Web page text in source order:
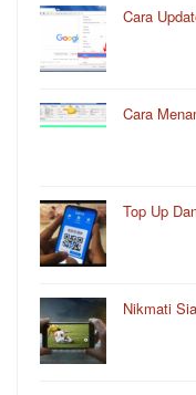
Cara
Cara
Top Up
Nikmati